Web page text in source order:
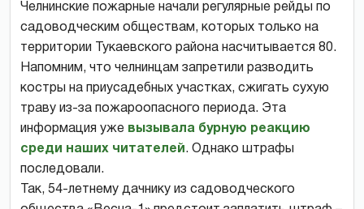
Челнинские пожарные начали регулярные рейды по
садоводческим обществам, которых только на
территории Тукаевского района насчитывается 80.
Напомним, что челнинцам запретили разводить
костры на приусадебных участках, сжигать сухую
траву из-за пожароопасного периода. Эта
информация уже вызывала бурную реакцию
среди наших читателей. Однако штрафы
последовали.
Так, 54-летнему дачнику из садоводческого